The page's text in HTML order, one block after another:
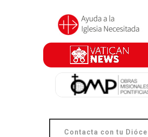
Contacta con tu